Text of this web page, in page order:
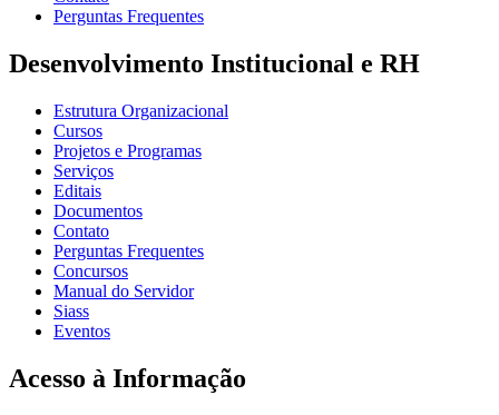
Perguntas Frequentes
Desenvolvimento Institucional e RH
Estrutura Organizacional
Cursos
Projetos e Programas
Serviços
Editais
Documentos
Contato
Perguntas Frequentes
Concursos
Manual do Servidor
Siass
Eventos
Acesso à Informação